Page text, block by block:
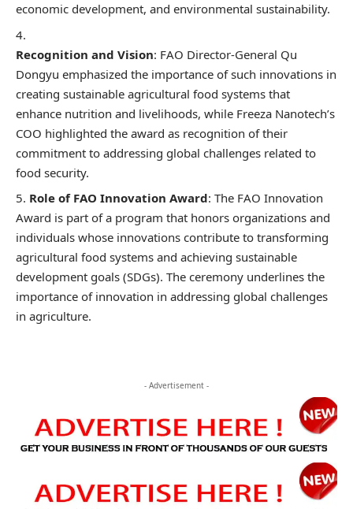
economic development, and environmental sustainability.
Recognition and Vision: FAO Director-General Qu
Dongyu emphasized the importance of such innovations in
creating sustainable agricultural food systems that
enhance nutrition and livelihoods, while Freeza Nanotech’s
COO highlighted the award as recognition of their
commitment to addressing global challenges related to
food security.
Role of FAO Innovation Award: The FAO Innovation
Award is part of a program that honors organizations and
individuals whose innovations contribute to transforming
agricultural food systems and achieving sustainable
development goals (SDGs). The ceremony underlines the
importance of innovation in addressing global challenges
in agriculture.
- Advertisement -